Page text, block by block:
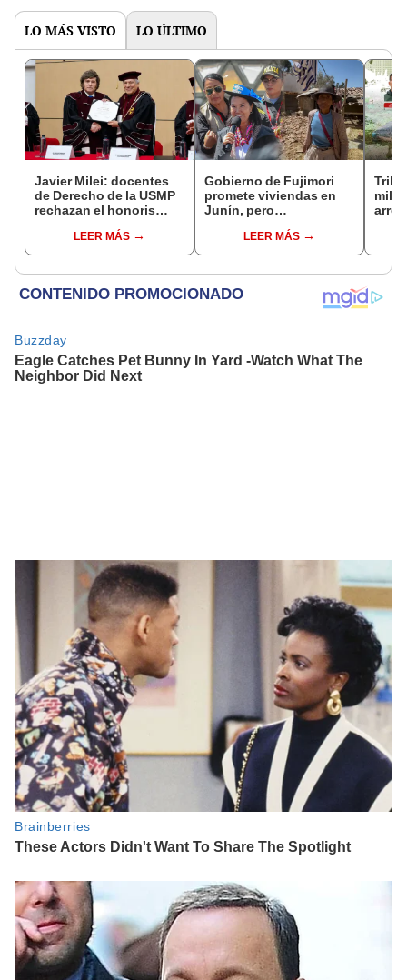
LO MÁS VISTO LO ÚLTIMO
Javier Milei: docentes
de Derecho de la USMP
rechazan el honoris
presidente de Argentina
LEER MÁS
Gobierno de Fujimori
promete viviendas en
Junín, pero
se quejan por la lentitud
LEER MÁS